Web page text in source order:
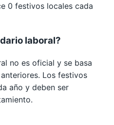
0 festivos locales cada
laboral?
no es oficial y se basa
Los festivos
año y deben ser